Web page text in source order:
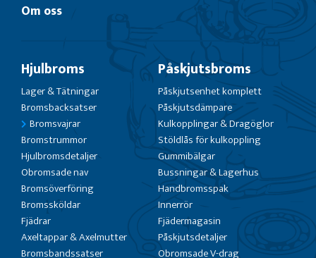
Om oss
Hjulbroms
Lager & Tätningar
Bromsbacksatser
Bromsvajrar
Bromstrummor
Hjulbromsdetaljer
Obromsade nav
Bromsöverföring
Bromssköldar
Fjädrar
Axeltappar & Axelmutter
Bromsbandssatser
Påskjutsbroms
Påskjutsenhet komplett
Påskjutsdämpare
Kulkopplingar & Dragöglor
Stöldlås för kulkoppling
Gummibälgar
Bussningar & Lagerhus
Handbromsspak
Innerrör
Fjädermagasin
Påskjutsdetaljer
Obromsade V-drag